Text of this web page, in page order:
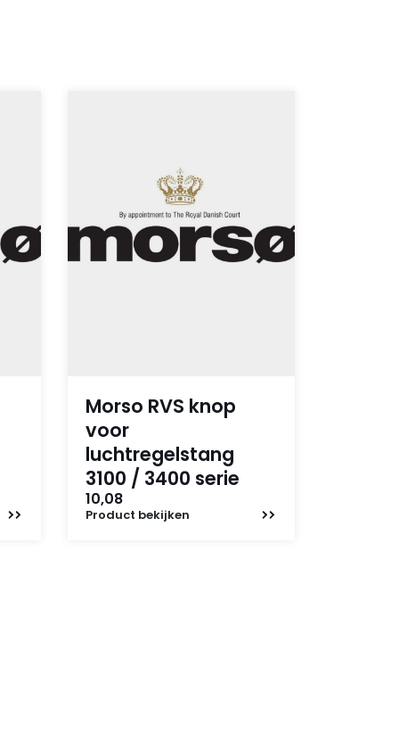
Morso RVS knop
voor
luchtregelstang
3100 / 3400 serie
10,08
Product bekijken